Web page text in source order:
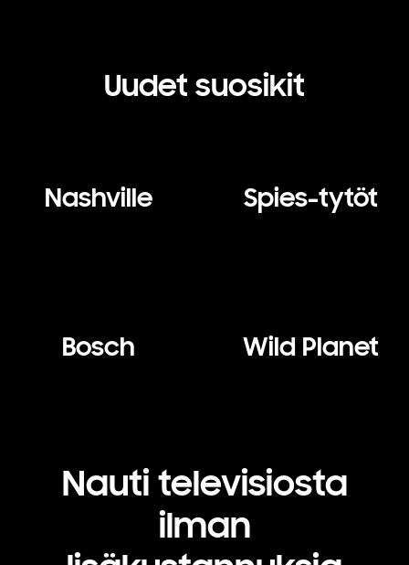
Uudet suosikit
Nashville Spies-tytöt
Bosch Wild Planet
Nauti televisiosta
ilman